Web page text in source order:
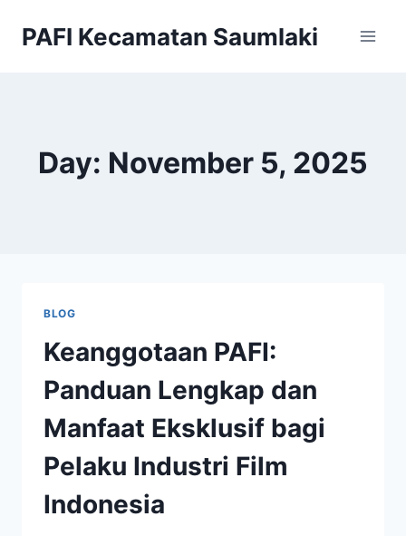
PAFI Kecamatan Saumlaki
Day: November 5, 2025
BLOG
Keanggotaan PAFI:
Panduan Lengkap dan
Manfaat Eksklusif bagi
Pelaku Industri Film
Indonesia